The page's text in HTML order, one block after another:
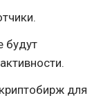
будут
для